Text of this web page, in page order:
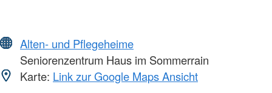
Alten- und Pflegeheime
Seniorenzentrum Haus im Sommerrain
Karte: Link zur Google Maps Ansicht